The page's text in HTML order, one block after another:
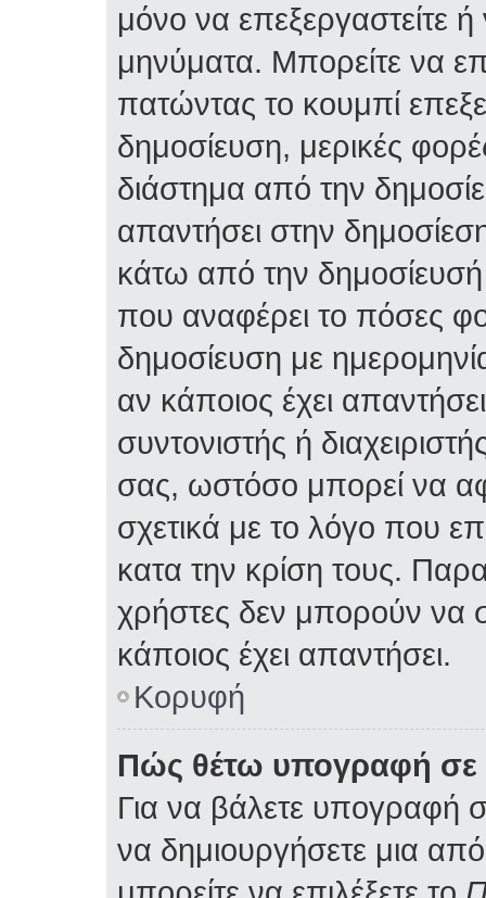
μόνο να επεξεργαστείτε
μηνύματα. Μπορείτε να
πατώντας το κουμπί
δημοσίευση, μερικές
διάστημα από την
απαντήσει στην
κάτω από την
που αναφέρει το πόσες
δημοσίευση με
αν κάποιος έχει
συντονιστής ή
σας, ωστόσο μπορεί να
σχετικά με το λόγο που
κατα την κρίση τους.
χρήστες δεν μπορούν να
κάποιος έχει απαντήσει.
Κορυφή
Πώς θέτω υπογραφή σε
Για να βάλετε υπογραφή
να δημιουργήσετε μια